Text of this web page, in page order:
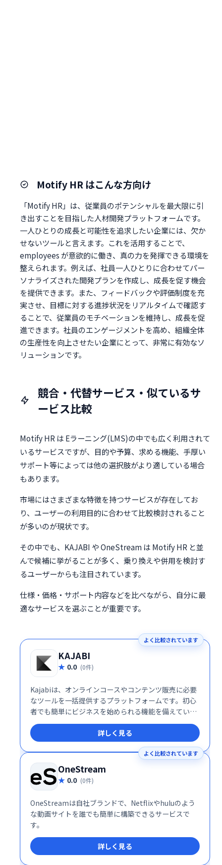
Motify HR はこんな方向け
「Motify HR」は、従業員のポテンシャルを最大限に引
き出すことを目指した人材開発プラットフォームです。
一人ひとりの成長と可能性を追求したい企業には、欠か
せないツールと言えます。これを活用することで、
employees が意欲的に働き、真の力を発揮できる環境を
整えられます。例えば、社員一人ひとりに合わせてパー
ソナライズされた開発プランを作成し、成長を促す機会
を提供できます。また、フィードバックや評価制度を充
実させ、目標に対する進捗状況をリアルタイムで確認す
ることで、従業員のモチベーションを維持し、成長を促
進できます。社員のエンゲージメントを高め、組織全体
の生産性を向上させたい企業にとって、非常に有効なソ
リューションです。
競合・代替サービス・似ているサ
ービス比較
Motify HR は Eラーニング(LMS)の中でも広く利用されて
いるサービスですが、目的や予算、求める機能、手厚い
サポート等によっては他の選択肢がより適している場合
もあります。
市場にはさまざまな特徴を持つサービスが存在してお
り、ユーザーの利用目的に合わせて比較検討されること
が多いのが現状です。
その中でも、KAJABI や OneStream は Motify HR と並
んで候補に挙がることが多く、乗り換えや併用を検討す
るユーザーからも注目されています。
仕様・価格・サポート内容などを比べながら、自分に最
適なサービスを選ぶことが重要です。
よく比較されています
KAJABI
0.0 (0件)
Kajabiは、オンラインコースやコンテンツ販売に必要
なツールを一括提供するプラットフォームです。初心
者でも簡単にビジネスを始められる機能を備えていま
す。
詳しく見る
よく比較されています
OneStream
0.0 (0件)
OneStreamは自社ブランドで、Netflixやhuluのよう
な動画サイトを誰でも簡単に構築できるサービスで
す。
詳しく見る